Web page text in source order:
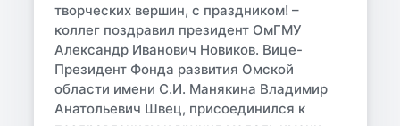
творческих вершин, с праздником! –
коллег поздравил президент ОмГМУ
Александр Иванович Новиков. Вице-
Президент Фонда развития Омской
области имени С.И. Манякина Владимир
Анатольевич Швец, присоединился к